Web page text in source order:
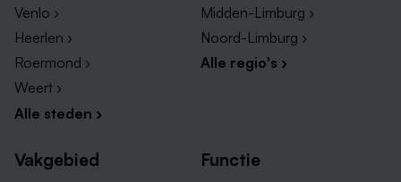
verschillende stakeholders. Je voelt je thuis in een
internationale omgeving en vindt het leuk om
Verder neem je mee:
Een afgeronde hbo- of bacheloropleiding,
richting.
Venlo ›
Heerlen ›
Roermond ›
Weert ›
Alle steden ›
Midden-Limburg ›
Noord-Limburg ›
Alle regio's ›
Vakgebied Functie